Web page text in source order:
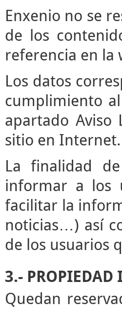
Enxenio no se
de los
referencia en la
Los datos
cumplimiento
apartado Aviso
sitio en Internet.
La finalidad
informar a los
facilitar la
noticias…) así
de los usuarios
3.- PROPIEDAD
Quedan